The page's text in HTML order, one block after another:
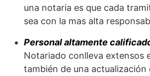
una notaria es que cada
sea con la mas alta
Personal altamente
Notariado conlleva extensos
también de una actualización